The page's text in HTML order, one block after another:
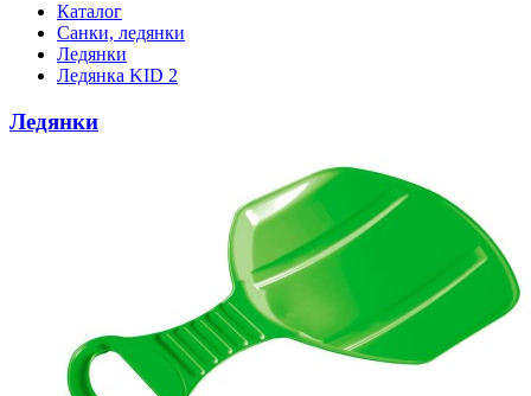
Каталог
Санки, ледянки
Ледянки
Ледянка KID 2
Ледянки